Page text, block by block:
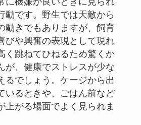
動です。野生では天敵から
動きでもありますが、飼育
びや興奮の表現として現れ
く跳ねてひねるため驚くか
が、健康でストレスが少な
るでしょう。ケージから出
いるときや、ごはん前など
上がる場面でよく見られま